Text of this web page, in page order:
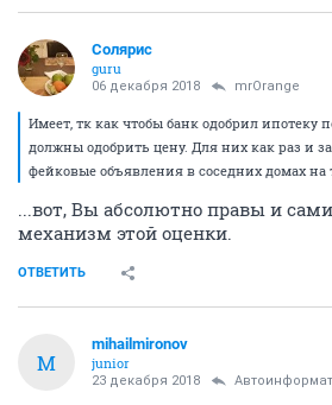
Солярис
guru
06 декабря 2018 mrOrange
Имеет, тк как чтобы банк одобрил ипотеку
должны одобрить цену. Для них как раз и
фейковые объявления в соседних домах на
...вот, Вы абсолютно правы и
механизм этой оценки.
ОТВЕТИТЬ
M
mihailmironov
junior
23 декабря 2018